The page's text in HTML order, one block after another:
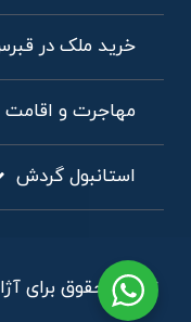
خرید ملک در
مهاجرت و اقامت
استانبول گردش
تمامی حقوق برای